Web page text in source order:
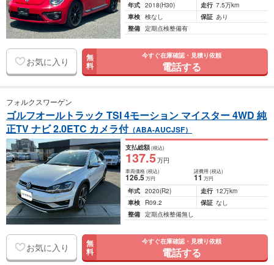
年式 2018(H30) 走行 7.5万km
車検 検なし 保証 あり
整備 定期点検整備有
お気に入り 無
料
今すぐ在庫確認・見積り依頼
電話する
フォルクスワーゲン
ゴルフオールトラック TSI 4モーション マイスター 4WD 純
正TV ナビ 2.0ETC カメラ付（ABA-AUCJSF）
支払総額(税込)
137.5万円
車両価格(税込)
126.5万円
諸費用 (税込)
11 万円
年式 2020(R2) 走行 12万km
車検
R09.2 保証 なし
整備 定期点検整備無し
お気に入り 無
料
今すぐ在庫確認・見積り依頼
電話する